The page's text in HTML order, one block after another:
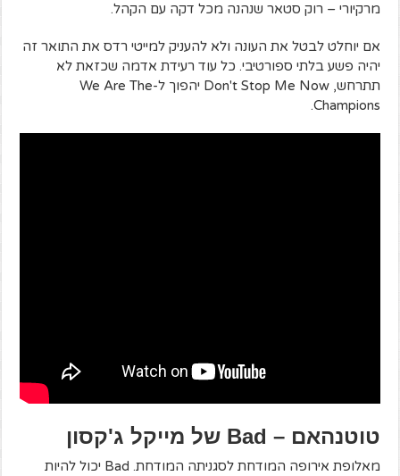
מרקיורי – רוק סטאר שנהנה מכל דקה עם הקהל.
אם יוחלט לבטל את העונה ולא להעניק למייטי רדס את התואר זה
יהיה פשע בלתי ספורטיבי. כל עוד רעידת אדמה שכזאת לא
תתרחש, Don't Stop Me Now יהפוך ל-We Are The
Champions.
טוטנהאם – Bad של מייקל ג'קסון
מאלופת אירופה המודחת לסגניתה המודחת. Bad יכול להיות